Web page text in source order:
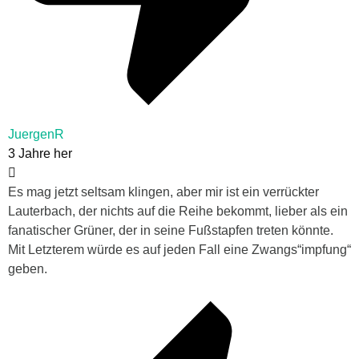
JuergenR
3 Jahre her
Es mag jetzt seltsam klingen, aber mir ist ein verrückter
Lauterbach, der nichts auf die Reihe bekommt, lieber als ein
fanatischer Grüner, der in seine Fußstapfen treten könnte.
Mit Letzterem würde es auf jeden Fall eine Zwangs“impfung“
geben.